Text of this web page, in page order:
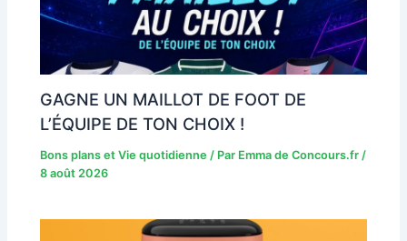
GAGNE UN MAILLOT DE FOOT DE
L’ÉQUIPE DE TON CHOIX !
Bons plans et Vie quotidienne / Par Emma de Concours.fr/
8 août 2026